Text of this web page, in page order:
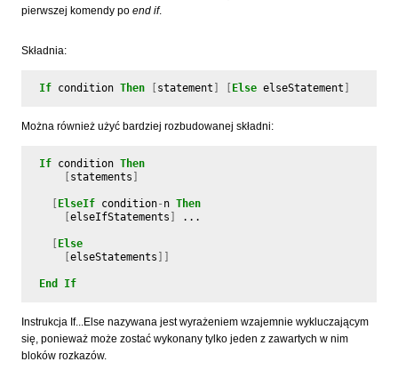
pierwszej komendy po end if.
Składnia:
If condition Then statement Else elseStatement
Można również użyć bardziej rozbudowanej składni:
If condition Then
statements
ElseIf condition- n Then
[elseIfStatements ...
Else
[elseStatements
End If
Instrukcja If...Else nazywana jest wyrażeniem wzajemnie wykluczającym
się, ponieważ może zostać wykonany tylko jeden z zawartych w nim
bloków rozkazów.